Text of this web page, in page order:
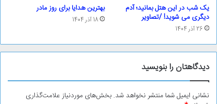
یک شب در این هتل بمانید؛ آدم
دیگری می شوید! /تصاویر
26 آذر 1404
بهترین هدایا برای روز مادر
18 آذر 1404
دیدگاهتان را بنویسید
نشانی ایمیل شما منتشر نخواهد شد. بخش‌های موردنیاز علامت‌گذاری